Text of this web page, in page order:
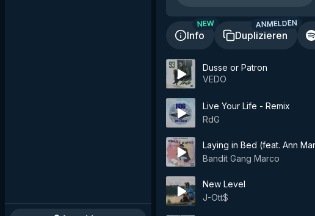
Info
NEW
Duplizieren
ANMELDEN
Dusse or Patron
VEDO
Live Your Life - Remix
RdG
Laying in Bed (feat. Ann
Bandit Gang Marco
New Level
J-Ott$